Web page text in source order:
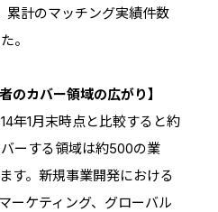
ス
ー
累計のマッチング実績件数
。
のカバー領域の広がり】
年1月末時点と比較すると約
ーする領域は約500の業
す。新規事業開発における
ーケティング、グローバル